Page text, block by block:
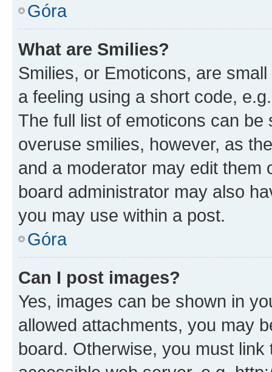
Góra
What are Smilies?
Smilies, or Emoticons, are
a feeling using a short code,
The full list of emoticons can
overuse smilies, however, as
and a moderator may edit them
board administrator may also
you may use within a post.
Góra
Can I post images?
Yes, images can be shown in
allowed attachments, you may
board. Otherwise, you must